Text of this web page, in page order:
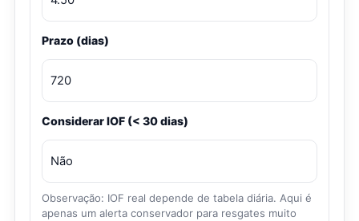
Prazo (dias)
Considerar IOF (< 30 dias)
Observação: IOF real depende de tabela diária. Aqui é
apenas um alerta conservador para resgates muito